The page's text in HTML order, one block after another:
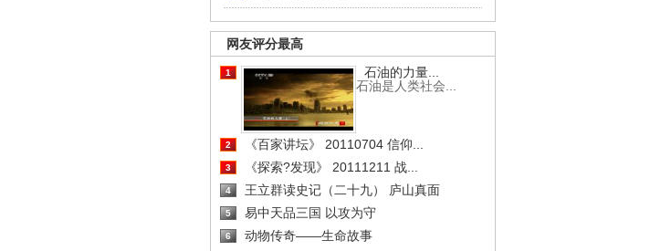
网友评分最高
1
石油的力量...
石油是人类社会...
2 《百家讲坛》 20110704 信仰...
3 《探索?发现》 20111211 战...
4 王立群读史记（二十九） 庐山真面
5 易中天品三国 以攻为守
6 动物传奇——生命故事